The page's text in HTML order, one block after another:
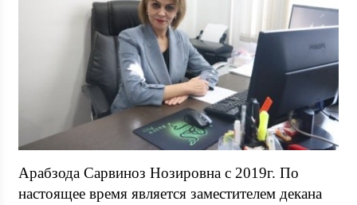
Арабзода Сарвиноз Нозировна с 2019г. По
настоящее время является заместителем декана